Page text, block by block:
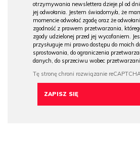
otrzymywania newslettera dzieje.pl od
jej odwołania. Jestem świadomy/a, że
momencie odwołać zgodę oraz że
zgodność z prawem przetwarzania,
zgody udzielonej przed jej wycofaniem.
przysługuje mi prawo dostępu do moich
sprostowania, do ograniczenia
danych, do sprzeciwu wobec